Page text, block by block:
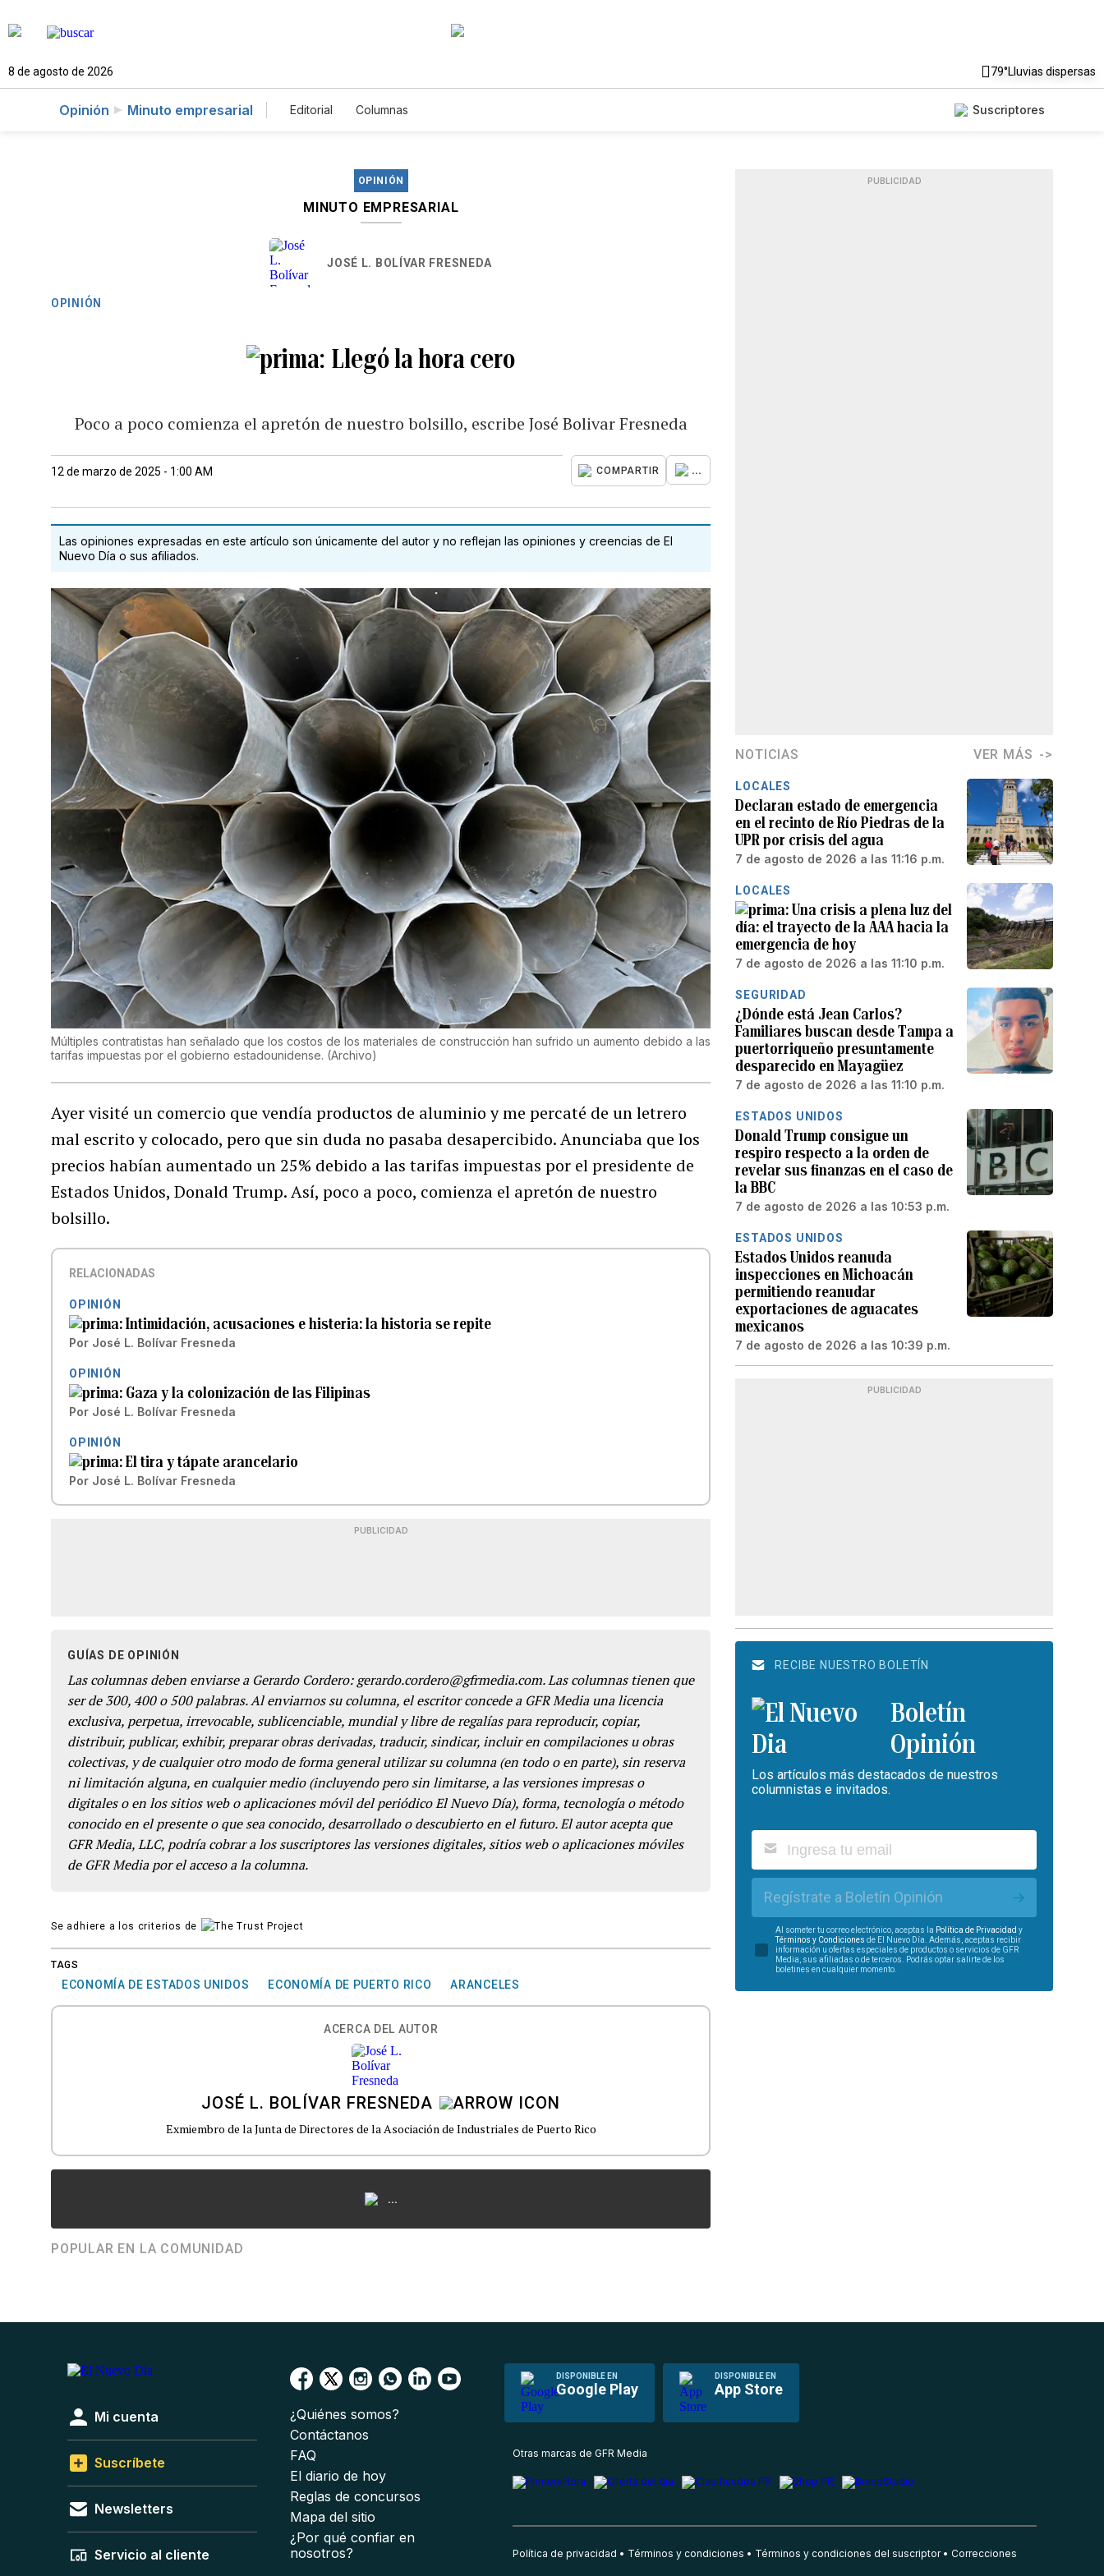
8 de agosto de 2026 79°Lluvias dispersas
Opinión Minuto empresarial Editorial Columnas Suscriptores
OPINIÓN
MINUTO EMPRESARIAL
JOSÉ L. BOLÍVAR FRESNEDA
OPINIÓN
Llegó la hora cero
Poco a poco comienza el apretón de nuestro bolsillo, escribe José Bolivar Fresneda
12 de marzo de 2025 - 1:00 AM COMPARTIR ...
Las opiniones expresadas en este artículo son únicamente del autor y no reflejan las opiniones y creencias de El
Nuevo Día o sus afiliados.
Múltiples contratistas han señalado que los costos de los materiales de construcción han sufrido un aumento debido a las
tarifas impuestas por el gobierno estadounidense. (Archivo)
Ayer visité un comercio que vendía productos de aluminio y me percaté de un letrero
mal escrito y colocado, pero que sin duda no pasaba desapercibido. Anunciaba que los
precios habían aumentado un 25% debido a las tarifas impuestas por el presidente de
Estados Unidos, Donald Trump. Así, poco a poco, comienza el apretón de nuestro
bolsillo.
RELACIONADAS
OPINIÓN
Intimidación, acusaciones e histeria: la historia se repite
Por José L. Bolívar Fresneda
OPINIÓN
Gaza y la colonización de las Filipinas
Por José L. Bolívar Fresneda
OPINIÓN
El tira y tápate arancelario
Por José L. Bolívar Fresneda
PUBLICIDAD
GUÍAS DE OPINIÓN
Las columnas deben enviarse a Gerardo Cordero: gerardo.cordero@gfrmedia.com. Las columnas tienen que
ser de 300, 400 o 500 palabras. Al enviarnos su columna, el escritor concede a GFR Media una licencia
exclusiva, perpetua, irrevocable, sublicenciable, mundial y libre de regalías para reproducir, copiar,
distribuir, publicar, exhibir, preparar obras derivadas, traducir, sindicar, incluir en compilaciones u obras
colectivas, y de cualquier otro modo de forma general utilizar su columna (en todo o en parte), sin reserva
ni limitación alguna, en cualquier medio (incluyendo pero sin limitarse, a las versiones impresas o
digitales o en los sitios web o aplicaciones móvil del periódico El Nuevo Día), forma, tecnología o método
conocido en el presente o que sea conocido, desarrollado o descubierto en el futuro. El autor acepta que
GFR Media, LLC, podría cobrar a los suscriptores las versiones digitales, sitios web o aplicaciones móviles
de GFR Media por el acceso a la columna.
Se adhiere a los criterios de
TAGS
ECONOMÍA DE ESTADOS UNIDOS ECONOMÍA DE PUERTO RICO ARANCELES
ACERCA DEL AUTOR
JOSÉ L. BOLÍVAR FRESNEDA
Exmiembro de la Junta de Directores de la Asociación de Industriales de Puerto Rico
...
POPULAR EN LA COMUNIDAD
PUBLICIDAD
NOTICIAS VER MÁS
LOCALES
Declaran estado de emergencia
en el recinto de Río Piedras de la
UPR por crisis del agua
7 de agosto de 2026 a las 11:16 p.m.
LOCALES
Una crisis a plena luz del
día: el trayecto de la AAA hacia la
emergencia de hoy
7 de agosto de 2026 a las 11:10 p.m.
SEGURIDAD
¿Dónde está Jean Carlos?
Familiares buscan desde Tampa a
puertorriqueño presuntamente
desparecido en Mayagüez
7 de agosto de 2026 a las 11:10 p.m.
ESTADOS UNIDOS
Donald Trump consigue un
respiro respecto a la orden de
revelar sus finanzas en el caso de
la BBC
7 de agosto de 2026 a las 10:53 p.m.
ESTADOS UNIDOS
Estados Unidos reanuda
inspecciones en Michoacán
permitiendo reanudar
exportaciones de aguacates
mexicanos
7 de agosto de 2026 a las 10:39 p.m.
PUBLICIDAD
RECIBE NUESTRO BOLETÍN
Boletín
Opinión
Los artículos más destacados de nuestros
columnistas e invitados.
Regístrate a Boletín Opinión
Al someter tu correo electrónico, aceptas la Política de Privacidad y
Términos y Condiciones de El Nuevo Día. Además, aceptas recibir
información u ofertas especiales de productos o servicios de GFR
Media, sus afiliadas o de terceros. Podrás optar salirte de los
boletines en cualquier momento.
DISPONIBLE EN
Google Play
DISPONIBLE EN
App Store
Mi cuenta
Suscríbete
Newsletters
Servicio al cliente
¿Quiénes somos?
Contáctanos
FAQ
El diario de hoy
Reglas de concursos
Mapa del sitio
¿Por qué confiar en
nosotros?
Otras marcas de GFR Media
Política de privacidad Términos y condiciones Términos y condiciones del suscriptor Correcciones